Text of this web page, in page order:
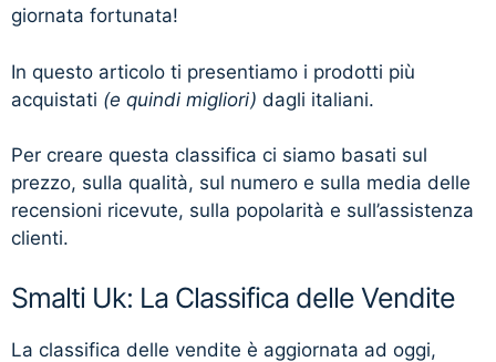
giornata fortunata!
In questo articolo ti presentiamo i prodotti più
acquistati (e quindi migliori) dagli italiani.
Per creare questa classifica ci siamo basati sul
prezzo, sulla qualità, sul numero e sulla media delle
recensioni ricevute, sulla popolarità e sull’assistenza
clienti.
Smalti Uk: La Classifica delle Vendite
La classifica delle vendite è aggiornata ad oggi,